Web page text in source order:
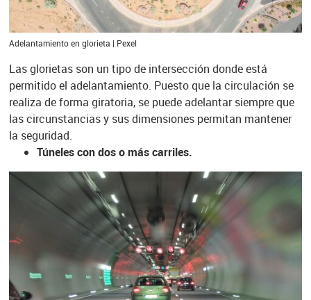
Adelantamiento en glorieta | Pexel
Las glorietas son un tipo de intersección donde está
permitido el adelantamiento. Puesto que la circulación se
realiza de forma giratoria, se puede adelantar siempre que
las circunstancias y sus dimensiones permitan mantener
la seguridad.
Túneles con dos o más carriles.